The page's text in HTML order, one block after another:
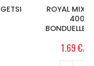
ROYAL MIX VAPEUR
BONDUELLE VAPEUR